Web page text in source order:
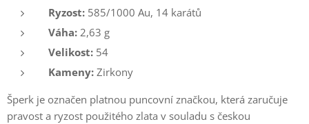
Ryzost: 585/1000 Au, 14 karátů
Váha: 2,63 g
Velikost: 54
Kameny: Zirkony
Šperk je označen platnou puncovní značkou, která zaručuje
pravost a ryzost použitého zlata v souladu s českou